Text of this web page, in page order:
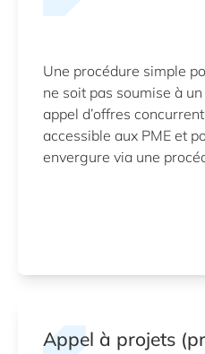
Une procédure simple
ne soit pas soumise à
appel d’offres
accessible aux PME et
envergure via une
Appel à projets